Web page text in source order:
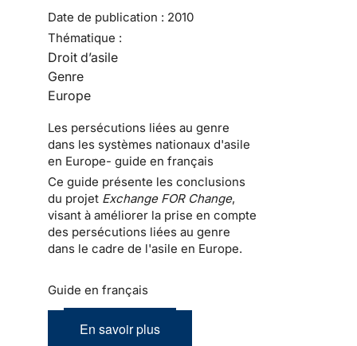
Date de publication : 2010
Thématique :
Droit d’asile
Genre
Europe
Les persécutions liées au genre
dans les systèmes nationaux d'asile
en Europe- guide en français
Ce guide présente les conclusions
du projet Exchange FOR Change,
visant à améliorer la prise en compte
des persécutions liées au genre
dans le cadre de l'asile en Europe.
Guide en français
En savoir plus